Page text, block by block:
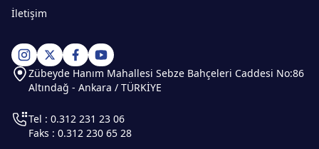
İletişim
Zübeyde Hanım Mahallesi Sebze Bahçeleri Caddesi No:86
Altındağ - Ankara / TÜRKİYE
Tel : 0.312 231 23 06
Faks : 0.312 230 65 28